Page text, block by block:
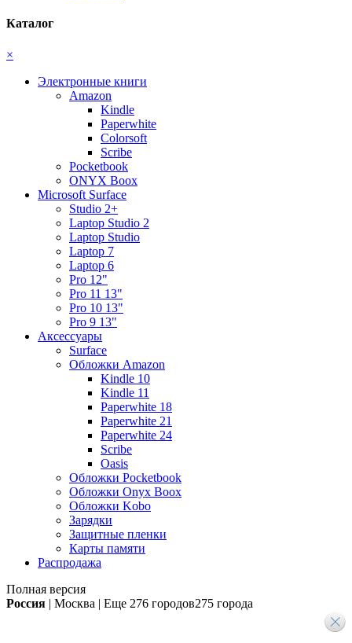
Каталог
×
Электронные книги
Amazon
Kindle
Paperwhite
Colorsoft
Scribe
Pocketbook
ONYX Boox
Microsoft Surface
Studio 2+
Laptop Studio 2
Laptop Studio
Laptop 7
Laptop 6
Pro 12"
Pro 11 13"
Pro 10 13"
Pro 9 13"
Аксессуары
Surface
Обложки Amazon
Kindle 10
Kindle 11
Paperwhite 18
Paperwhite 21
Paperwhite 24
Scribe
Oasis
Обложки Pocketbook
Обложки Onyx Boox
Обложки Kobo
Зарядки
Защитные пленки
Карты памяти
Распродажа
Полная версия
Россия | Москва | Еще 276 городов275 города